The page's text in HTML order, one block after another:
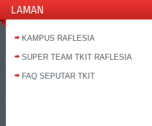
LAMAN
KAMPUS RAFLESIA
SUPER TEAM TKIT RAFLESIA
FAQ SEPUTAR TKIT